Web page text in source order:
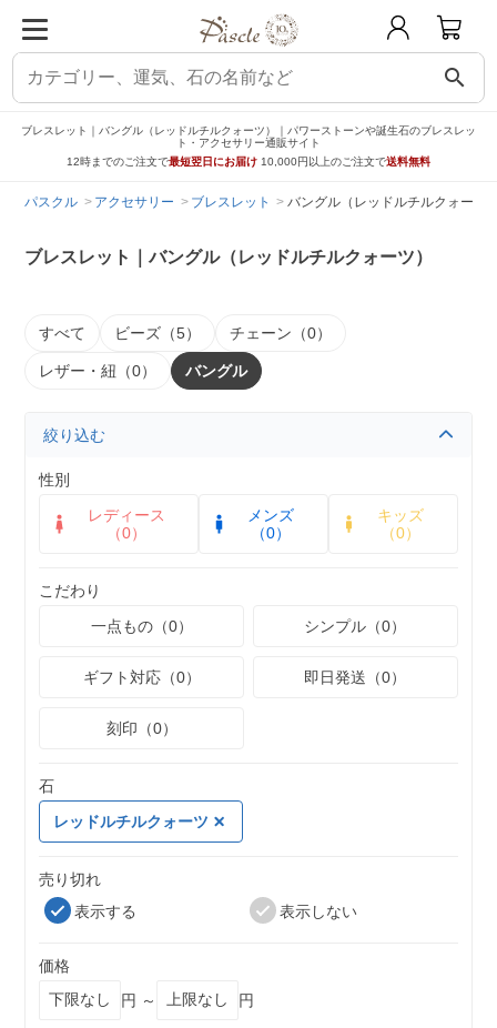
search
ブレスレット｜バングル（レッドルチルクォーツ）｜パワーストーンや誕生石のブレスレッ
ト・アクセサリー通販サイト
12時までのご注文で最短翌日にお届け 10,000円以上のご注文で送料無料
パスクル アクセサリー ブレスレット バングル（レッドルチルクォーツ
ブレスレット｜バングル（レッドルチルクォーツ）
すべて ビーズ（5） チェーン（0）
レザー・紐（0） バングル
絞り込む
性別
レディース
（0）
メンズ
（0）
キッズ
（0）
こだわり
一点もの（0）
シンプル（0）
ギフト対応（0） 即日発送（0）
刻印（0）
石
レッドルチルクォーツ
売り切れ
表示する
表示しない
価格
円 ～
円